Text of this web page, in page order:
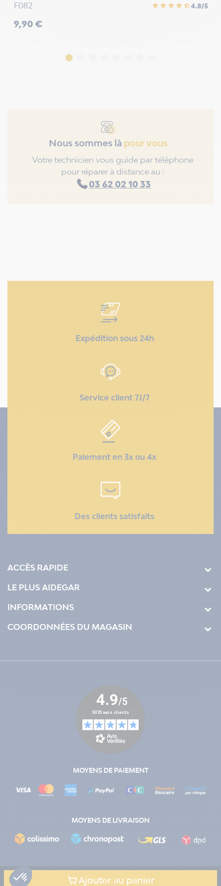
Ajouter au panier
F082
star star star star star_half4.8/5
Prix
9,90 €
Nous sommes là pour vous
Votre technicien vous guide par téléphone
pour réparer à distance au :
03 62 02 10 33
Expédition sous 24h
Service client 7J/7
Paiement en 3x ou 4x
Des clients satisfaits
ACCÈS RAPIDE
LE PLUS AIDEGAR
INFORMATIONS
COORDONNÉES DU MAGASIN
MOYENS DE PAIEMENT
MOYENS DE LIVRAISON